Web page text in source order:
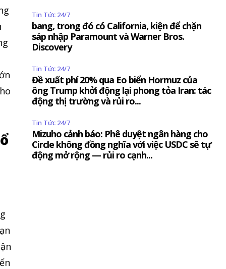
Tin Tức 24/7
bang, trong đó có California, kiện để chặn
sáp nhập Paramount và Warner Bros.
Discovery
Tin Tức 24/7
Đề xuất phí 20% qua Eo biển Hormuz của
ông Trump khởi động lại phong tỏa Iran: tác
động thị trường và rủi ro...
Tin Tức 24/7
Mizuho cảnh báo: Phê duyệt ngân hàng cho
Circle không đồng nghĩa với việc USDC sẽ tự
động mở rộng — rủi ro cạnh...